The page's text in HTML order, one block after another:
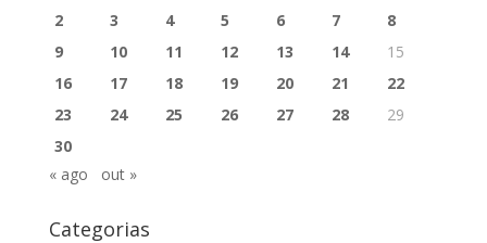
2
3 4 5 6 7
8
9
10 11 12 13 14
15
16
17 18 19 20 21
22
23
24 25 26 27 28
29
30
« ago
out »
Categorias